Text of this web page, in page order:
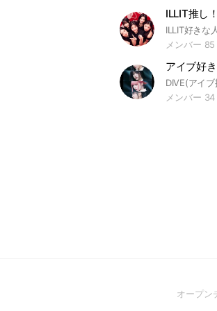
ILLIT推し
メンバー 85
アイブ好
メンバー 34
オープン